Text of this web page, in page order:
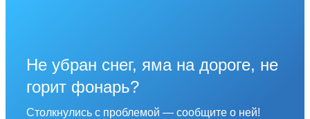
Не убран снег, яма на дороге, не
горит фонарь?
Столкнулись с проблемой — сообщите о ней!